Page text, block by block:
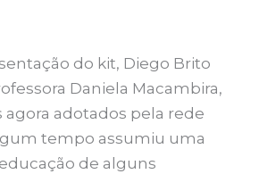
do kit, Diego Brito
Daniela Macambira,
agora adotados pela rede
tempo assumiu uma
de alguns